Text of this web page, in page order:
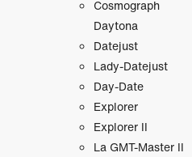
Cosmograph
Daytona
Datejust
Lady‑Datejust
Day‑Date
Explorer
Explorer II
La GMT‑Master II